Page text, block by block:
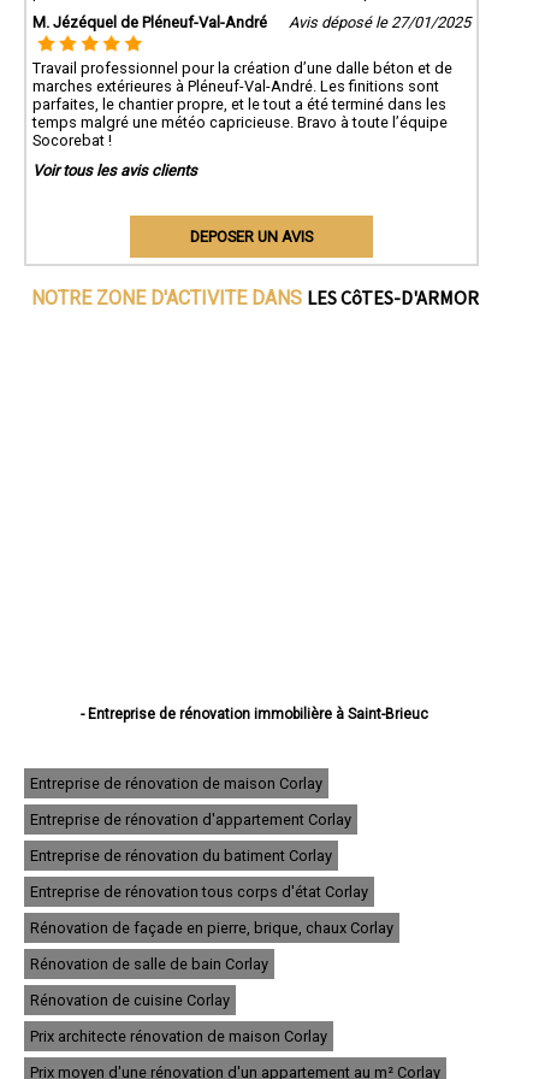
M. Jézéquel de Pléneuf-Val-André
Avis déposé le 27/01/2025
Travail professionnel pour la création d’une dalle béton et de
marches extérieures à Pléneuf-Val-André. Les finitions sont
parfaites, le chantier propre, et le tout a été terminé dans les
temps malgré une météo capricieuse. Bravo à toute l’équipe
Socorebat !
Voir tous les avis clients
DEPOSER UN AVIS
NOTRE ZONE D'ACTIVITE DANS LES CôTES-D'ARMOR
- Entreprise de rénovation immobilière à Saint-Brieuc
- Entreprise de rénovation immobilière à Lamballe
- Entreprise de rénovation immobilière à Ploufragan
- Entreprise de rénovation immobilière à Dinan
- Entreprise de rénovation immobilière à Loudéac
- Entreprise de rénovation immobilière à Paimpol
- Entreprise de rénovation immobilière à Trégueux
- Entreprise de rénovation immobilière à Guingamp
- Entreprise de rénovation immobilière à Perros-Guirec
- Entreprise de rénovation immobilière à Langueux
- Entreprise de rénovation immobilière à Plédran
- Entreprise de rénovation immobilière à Pordic
- Entreprise de rénovation immobilière à Ploumagoar
- Entreprise de rénovation immobilière à Yffiniac
- Entreprise de rénovation immobilière à Plouha
Entreprise de rénovation de maison Corlay
Entreprise de rénovation d'appartement Corlay
Entreprise de rénovation du batiment Corlay
Entreprise de rénovation tous corps d'état Corlay
Rénovation de façade en pierre, brique, chaux Corlay
Rénovation de salle de bain Corlay
Rénovation de cuisine Corlay
Prix architecte rénovation de maison Corlay
Prix moyen d'une rénovation d'un appartement au m² Corlay